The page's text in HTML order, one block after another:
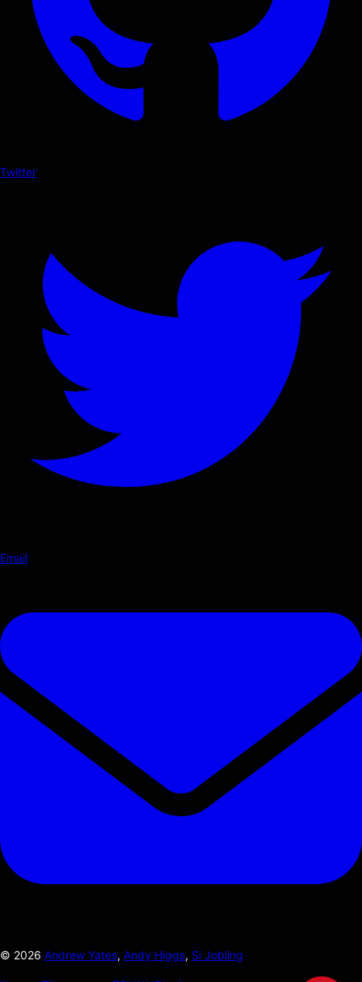
Twitter
Email
© 2026 Andrew Yates, Andy Higgs, Si Jobling